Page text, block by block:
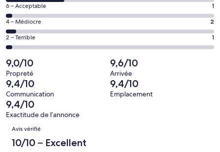
Excellent,
d’après
24 avis
sur 39.
–
Bien,
d’après
11 avis
Note
de 6
–
Acceptable,
d’après
1 avis
sur 39.
6 – Acceptable 1
Note
de 4
–
d’après
2 avis
sur 39.
4 – Médiocre 2
Note
de 2
–
Terrible,
d’après
1 avis
sur 39.
2 – Terrible 1
9,0/10
Propreté
9,6/10
Arrivée
9,4/10
Communication
9,4/10
Emplacement
9,4/10
Exactitude de l’annonce
Avis
Avis vérifié
10/10 – Excellent